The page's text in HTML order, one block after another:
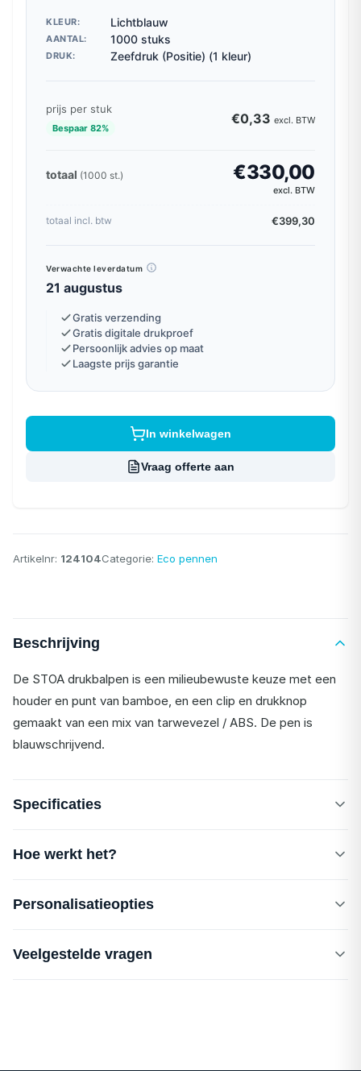
KLEUR: Lichtblauw
AANTAL: 1000 stuks
DRUK: Zeefdruk (Positie) (1 kleur)
prijs per stuk
Bespaar 82%
€0,33 excl. BTW
totaal (1000 st.) €330,00
excl. BTW
totaal incl. btw €399,30
Verwachte leverdatum
21 augustus
Gratis verzending
Gratis digitale drukproef
Persoonlijk advies op maat
Laagste prijs garantie
In winkelwagen
Vraag offerte aan
Artikelnr: 124104Categorie: Eco pennen
Beschrijving
De STOA drukbalpen is een milieubewuste keuze met een
houder en punt van bamboe, en een clip en drukknop
gemaakt van een mix van tarwevezel / ABS. De pen is
blauwschrijvend.
Specificaties
Hoe werkt het?
Personalisatieopties
Veelgestelde vragen